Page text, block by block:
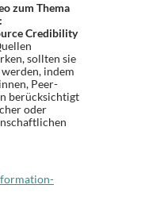
zum Thema
Credibility
sollten sie
indem
Peer-
berücksichtigt
oder